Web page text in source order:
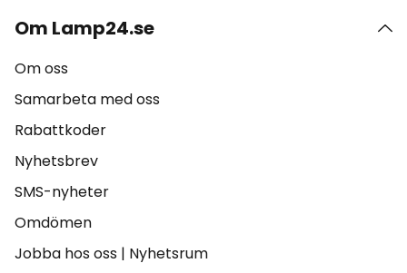
Om Lamp24.se
Om oss
Samarbeta med oss
Rabattkoder
Nyhetsbrev
SMS-nyheter
Omdömen
Jobba hos oss | Nyhetsrum